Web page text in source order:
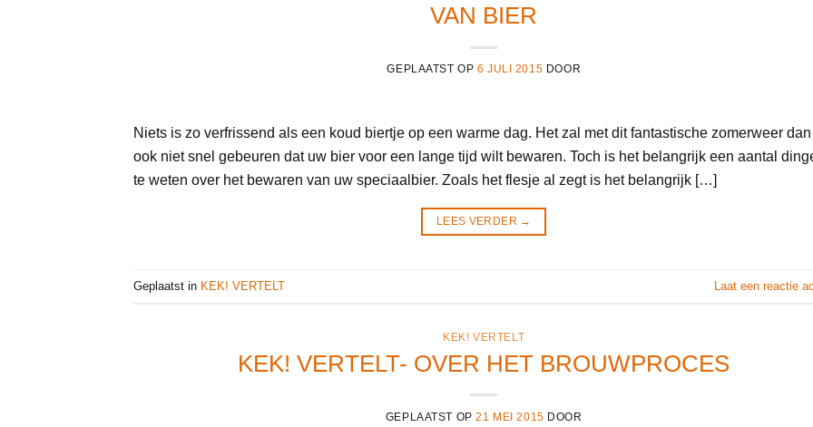
VAN BIER
GEPLAATST OP 6 JULI 2015 DOOR
Niets is zo verfrissend als een koud biertje op een warme dag. Het zal met dit fantastische zomerweer dan
ook niet snel gebeuren dat uw bier voor een lange tijd wilt bewaren. Toch is het belangrijk een aantal
te weten over het bewaren van uw speciaalbier. Zoals het flesje al zegt is het belangrijk […]
LEES VERDER →
Geplaatst in KEK! VERTELT Laat een reactie
KEK! VERTELT
KEK! VERTELT- OVER HET BROUWPROCES
GEPLAATST OP21 MEI 2015 DOOR